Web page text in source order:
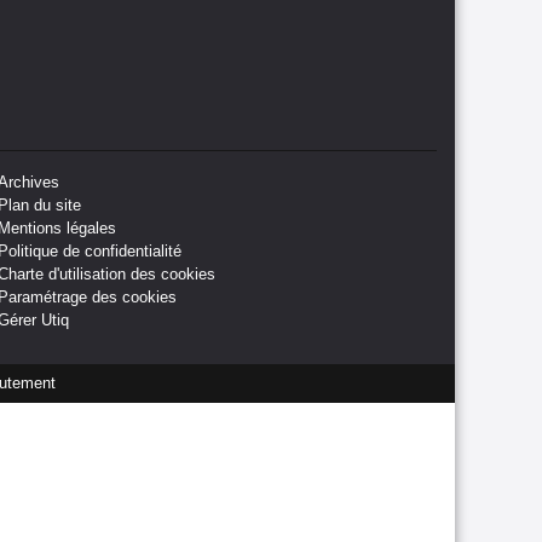
Plan du site
Mentions légales
Politique de confidentialité
d'utilisation des cookies
Paramétrage des cookies
Utiq